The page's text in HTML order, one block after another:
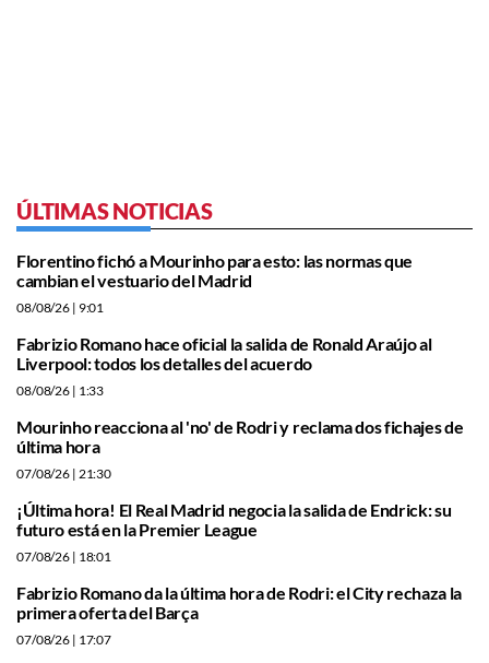
ÚLTIMAS NOTICIAS
Florentino fichó a Mourinho para esto: las normas que
cambian el vestuario del Madrid
08/08/26 | 9:01
Fabrizio Romano hace oficial la salida de Ronald Araújo al
Liverpool: todos los detalles del acuerdo
08/08/26 | 1:33
Mourinho reacciona al 'no' de Rodri y reclama dos fichajes de
última hora
07/08/26 | 21:30
¡Última hora! El Real Madrid negocia la salida de Endrick: su
futuro está en la Premier League
07/08/26 | 18:01
Fabrizio Romano da la última hora de Rodri: el City rechaza la
primera oferta del Barça
07/08/26 | 17:07